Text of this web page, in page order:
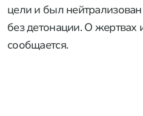
цели и был
без детонации. О жертвах
сообщается.